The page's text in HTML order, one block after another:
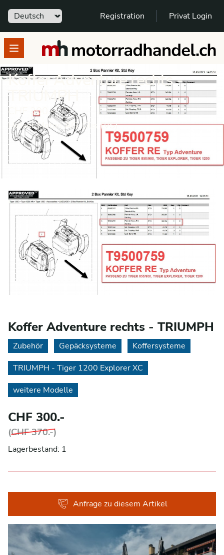
Sprache Registration Privat Login
Open menumotorradhandel.ch
Koffer Adventure rechts -
TRIUMPH
CHF 300.-
Holzer Motos AG, Glis (VS)
Marktplatz Zubehör
Gepäcksysteme
Koffer Adventure rechts - TRIUMPH
Zubehör Gepäcksysteme
Koffersysteme
TRIUMPH - Tiger 1200 Explorer XC
weitere Modelle
CHF 300.-
(CHF 370.-)
Lagerbestand: 1
Anfrage zu diesem Artikel